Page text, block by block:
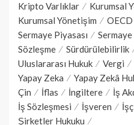
Kripto Varlıklar
Kurumsal
Kurumsal Yönetişim
OECD
Sermaye Piyasası
Sermaye
Sözleşme
Sürdürülebilirlik
Uluslararası Hukuk
Vergi
Yapay Zeka
Yapay Zekâ
Çin
İflas İngiltere İş
İş Sözleşmesi
İşveren
Şirketler Hukuku